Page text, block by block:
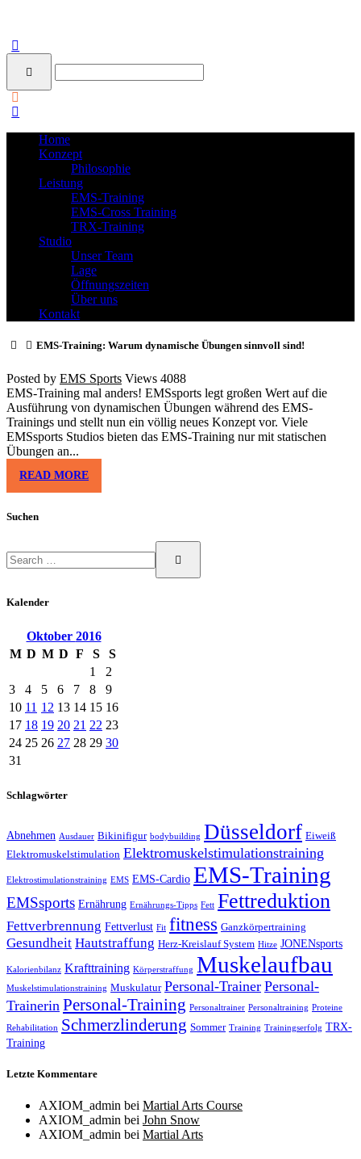
Home
Konzept
Philosophie
Leistung
EMS-Training
EMS-Cross Training
TRX-Training
Studio
Unser Team
Lage
Öffnungszeiten
Über uns
Kontakt
EMS-Training: Warum dynamische Übungen sinnvoll sind!
Posted by EMS Sports Views 4088
EMS-Training mal anders! EMSsports legt großen Wert auf die
Ausführung von dynamischen Übungen während des EMS-
Trainings und stellt nun ein völlig neues Konzept vor. Viele
EMSsports Studios bieten das EMS-Training nur mit statischen
Übungen an...
READ MORE
Suchen
Kalender
Oktober 2016
M D M D F S
S
1
2
3
4 5 6 7 8
9
10 11 12 13 14 15 16
17 18 19 20 21 22 23
24 25 26 27 28 29 30
31
Schlagwörter
Abnehmen Ausdauer Bikinifigur bodybuilding Düsseldorf Eiweiß
Elektromuskelstimulation Elektromuskelstimulationstraining
Elektrostimulationstraining EMS EMS-Cardio EMS-Training
EMSsports Ernährung Ernährungs-Tipps Fett Fettreduktion
Fettverbrennung Fettverlust Fit fitness Ganzkörpertraining
Gesundheit Hautstraffung Herz-Kreislauf System Hitze JONENsports
Kalorienbilanz Krafttraining Körperstraffung Muskelaufbau
Muskelstimulationstraining Muskulatur Personal-Trainer Personal-
Trainerin Personal-Training Personaltrainer Personaltraining Proteine
Rehabilitation Schmerzlinderung Sommer Training Trainingserfolg TRX-
Training
Letzte Kommentare
AXIOM_admin bei Martial Arts Course
AXIOM_admin bei John Snow
AXIOM_admin bei Martial Arts